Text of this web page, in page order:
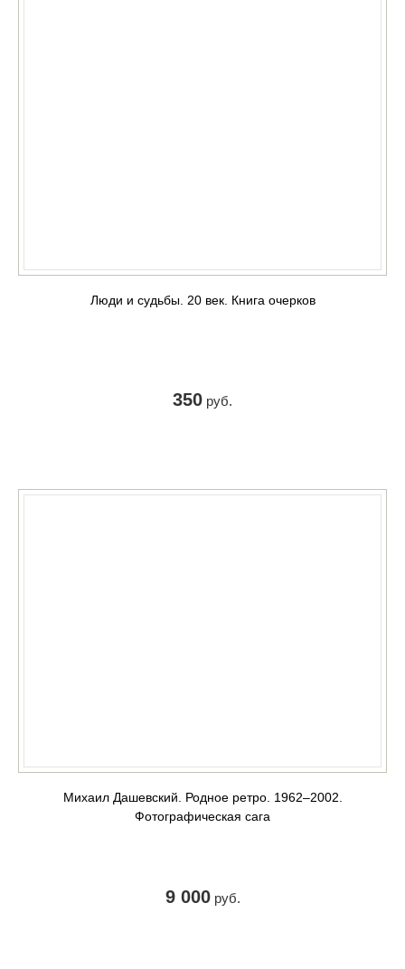
Люди и судьбы. 20 век. Книга очерков
350 руб.
Михаил Дашевский. Родное ретро. 1962–2002.
Фотографическая сага
9 000руб.